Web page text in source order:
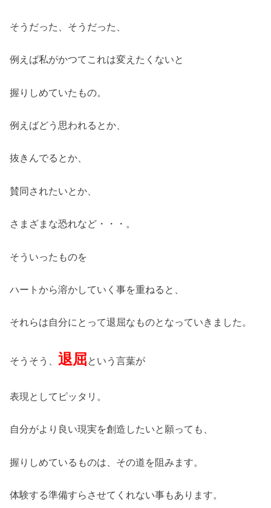
そうだった、そうだった、
例えば私がかつてこれは変えたくないと
握りしめていたもの。
例えばどう思われるとか、
抜きんでるとか、
賛同されたいとか、
さまざまな恐れなど・・・。
そういったものを
ハートから溶かしていく事を重ねると、
それらは自分にとって退屈なものとなっていきました。
そうそう、退屈 という言葉が
表現としてピッタリ。
自分がより良い現実を創造したいと願っても、
握りしめているものは、その道を阻みます。
体験する準備すらさせてくれない事もあります。